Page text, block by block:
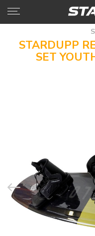
STARDUPP
SET